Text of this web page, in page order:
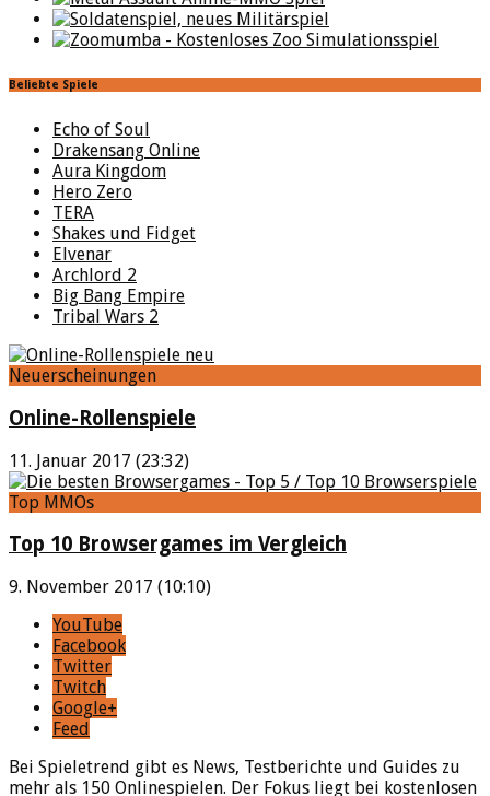
Beliebte Spiele
Echo of Soul
Drakensang Online
Aura Kingdom
Hero Zero
TERA
Shakes und Fidget
Elvenar
Archlord 2
Big Bang Empire
Tribal Wars 2
Neuerscheinungen
Online-Rollenspiele
11. Januar 2017 (23:32)
Top MMOs
Top 10 Browsergames im Vergleich
9. November 2017 (10:10)
YouTube
Facebook
Twitter
Twitch
Google+
Feed
Bei Spieletrend gibt es News, Testberichte und Guides zu
mehr als 150 Onlinespielen. Der Fokus liegt bei kostenlosen